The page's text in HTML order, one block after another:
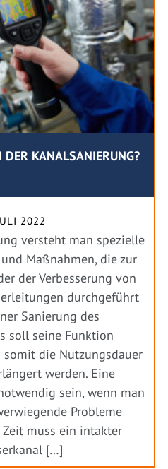
KANALSANIERUNG?
2022
versteht man spezielle
Maßnahmen, die zur
der Verbesserung von
durchgeführt
Sanierung des
soll seine Funktion
die Nutzungsdauer
werden. Eine
sein, wenn man
Probleme
muss ein intakter
[…]